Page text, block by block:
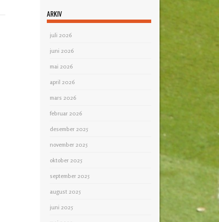
ARKIV
juli 2026
juni 2026
mai 2026
april 2026
mars 2026
februar 2026
desember 2025
november 2025
oktober 2025
september 2025
august 2025
juni 2025